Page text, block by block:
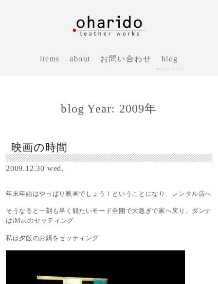
items about お問い合わせ blog
blog Year: 2009年
映画の時間
2009.12.30 wed.
年末年始はやっぱり映画でしょう！ということになり、レンタル店へ
そうなると一刻も早く観たいモード全開で大急ぎで家へ戻り、ダンナ
はiMacのセッティング
私は夕飯のお鍋をセッティング